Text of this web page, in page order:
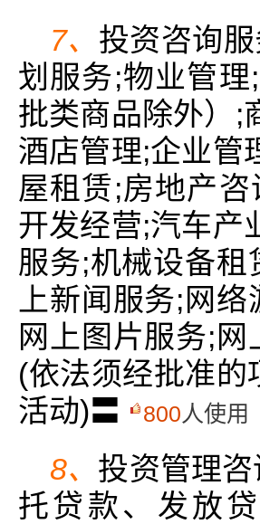
7、 投资咨询
划服务;物业管
批类商品除外）;
酒店管理;企业管
屋租赁;房地产
开发经营;汽车产
服务;机械设备
上新闻服务;网
网上图片服务;
(依法须经批准
活动)〓
800人使用
8、 投资管理
托贷款、发放